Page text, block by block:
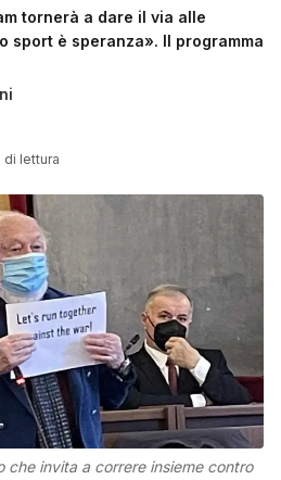
tornerà a dare il via alle
sport è speranza». Il programma
' di lettura
che invita a correre insieme contro